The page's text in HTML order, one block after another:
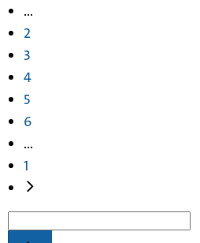
...
2
3
4
5
6
...
1